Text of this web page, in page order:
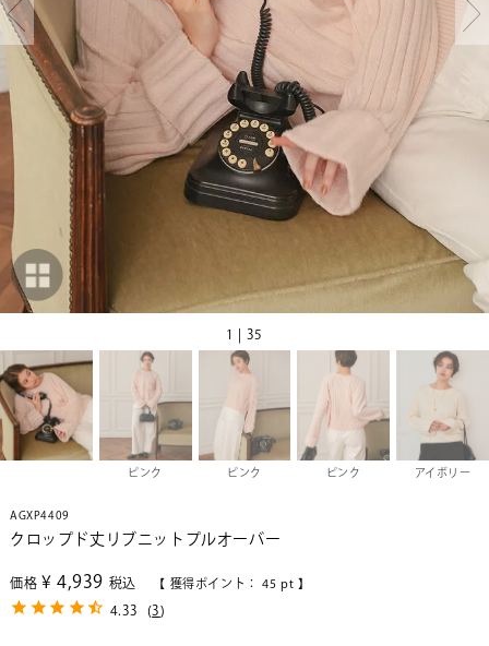
1 | 35
ピンク ピンク ピンク アイボリー
AGXP4409
クロップド丈リブニットプルオーバー
価格 ¥ 4,939 税込 【 獲得ポイント： 45 pt 】
4.33 (3)